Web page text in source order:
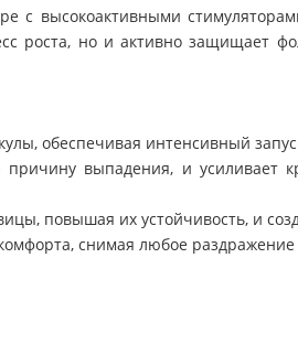
с высокоактивными
роста, но и активно защищает
обеспечивая интенсивный
выпадения, и усиливает
повышая их устойчивость, и
снимая любое